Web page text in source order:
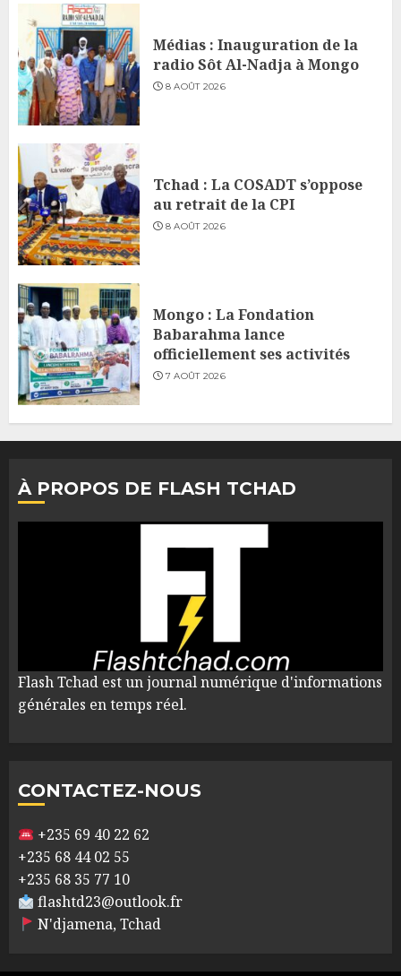
Médias : Inauguration de la
radio Sôt Al-Nadja à Mongo
8 AOÛT 2026
Tchad : La COSADT s’oppose
au retrait de la CPI
8 AOÛT 2026
Mongo : La Fondation
Babarahma lance
officiellement ses activités
7 AOÛT 2026
À PROPOS DE FLASH TCHAD
Flash Tchad est un journal numérique d'informations
générales en temps réel.
CONTACTEZ-NOUS
+235 69 40 22 62
+235 68 44 02 55
+235 68 35 77 10
flashtd23@outlook.fr
N'djamena, Tchad